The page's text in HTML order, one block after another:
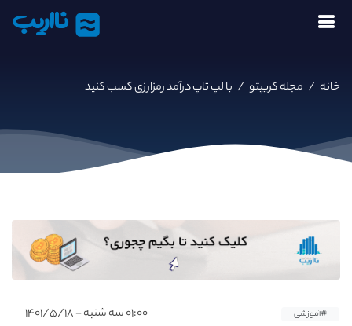
نااریب
خانه / مجله کریپتو / با لپ تاپ درآمد رمزارزی کسب کنید
#آموزشی ۰۱:۰۰ سه شنبه - ۱۴۰۱/۵/۱۸